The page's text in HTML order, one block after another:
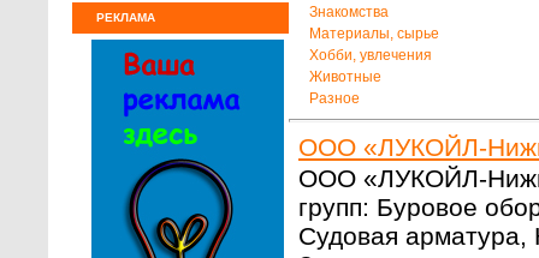
РЕКЛАМА
Знакомства
Материалы, сырье
Хобби, увлечения
Животные
Разное
ООО «ЛУКОЙЛ-
ООО «ЛУКОЙЛ-
групп: Буровое
Судовая